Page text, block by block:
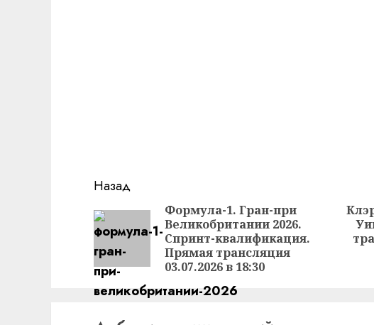
Продолжить
чтение
Назад
Формула-1. Гран-при
Великобритании 2026.
Спринт-квалификация.
Прямая трансляция
03.07.2026 в 18:30